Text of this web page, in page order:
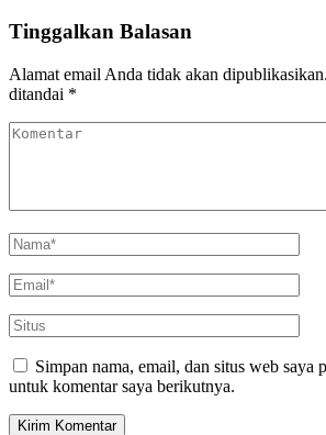
Tinggalkan Balasan
Alamat email Anda tidak akan dipublikasikan.
ditandai *
Simpan nama, email, dan situs web saya
untuk komentar saya berikutnya.